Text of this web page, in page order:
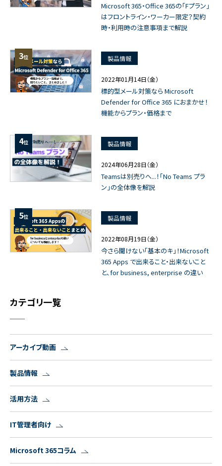
Microsoft 365・Office 365の「Fプラン」
はフロントライン・ワーカー限定？契約
時・利用時の注意事項まで解説
3位 製品情報
2022年01月14日（金）
標的型メール対策なら Microsoft
Defender for Office 365 におまかせ！
機能からプラン・価格まで
4位 製品情報
2024年06月28日（金）
Teamsは別売りへ...！「No Teams プラ
ン」の全体像を解説
5位 製品情報
2022年08月19日（金）
今さら聞けない「基本のキ」！Microsoft
365 Apps で出来ること・出来ないこと
と、for business, enterprise の違い
カテゴリ一覧
アーカイブ動画
製品情報
活用方法
IT管理者向け
Microsoft 365コラム